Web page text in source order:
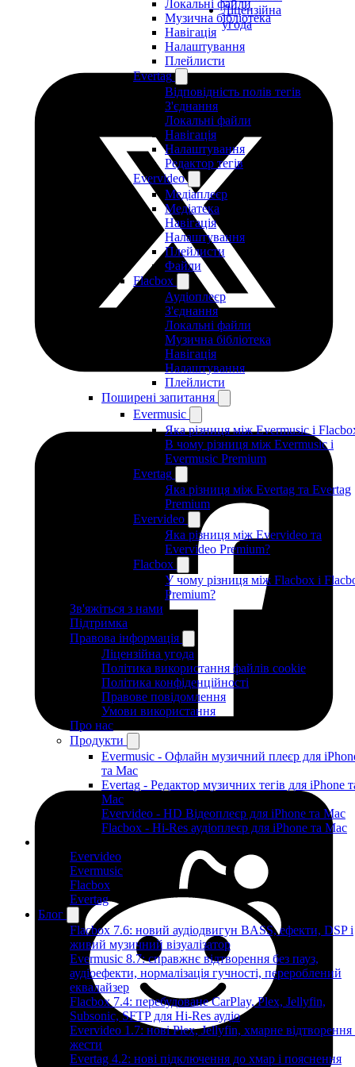
Локальні файли
Музична бібліотека
Навігація
Налаштування
Плейлисти
Evertag
Відповідність полів тегів
З'єднання
Локальні файли
Навігація
Налаштування
Редактор тегів
Evervideo
Медіаплеєр
Медіатека
Навігація
Налаштування
Плейлисти
Файли
Flacbox
Аудіоплеєр
З'єднання
Локальні файли
Музична бібліотека
Навігація
Налаштування
Плейлисти
Поширені запитання
Evermusic
Яка різниця між Evermusic і
В чому різниця між Evermusic і
Evermusic Premium
Evertag
Яка різниця між Evertag та Evertag
Premium
Evervideo
Яка різниця між Evervideo та
Evervideo Premium?
Flacbox
У чому різниця між Flacbox і
Premium?
Зв'яжіться з нами
Підтримка
Правова інформація
Ліцензійна угода
Політика використання файлів cookie
Політика конфіденційності
Правове повідомлення
Умови використання
Про нас
Продукти
Evermusic - Офлайн музичний плеєр для
та Mac
Evertag - Редактор музичних тегів для iPhone
Mac
Evervideo - HD Відеоплеєр для iPhone та Mac
Flacbox - Hi-Res аудіоплеєр для iPhone та Mac
Evervideo
Evermusic
Flacbox
Evertag
Блог
Flacbox 7.6: новий аудіодвигун BASS, ефекти, DSP і
живий музичний візуалізатор
Evermusic 8.7: справжнє відтворення без пауз,
аудіоефекти, нормалізація гучності, перероблений
еквалайзер
Flacbox 7.4: перебудоване CarPlay, Plex, Jellyfin,
Subsonic, SFTP для Hi-Res аудіо
Evervideo 1.7: нові Plex, Jellyfin, хмарне відтворення
жести
Evertag 4.2: нові підключення до хмар і пояснення
Ліцензійна
угода